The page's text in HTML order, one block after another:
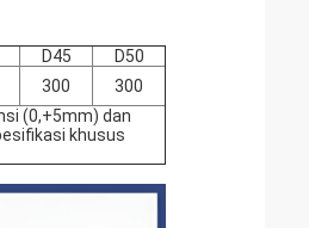
D45
D50
300
300
(0,+5mm) dan
khusus